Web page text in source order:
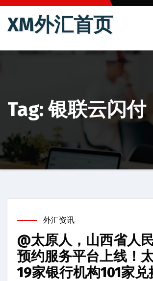
跳
XM外汇首页
Tag: 银联云闪付
外汇资讯
@太原人，山西省人
预约服务平台上线！
19家银行机构101家兑